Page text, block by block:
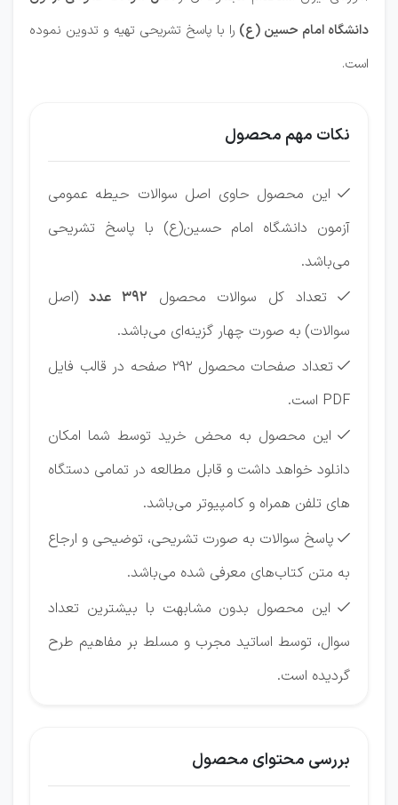
دانشگاه امام حسین (ع) را با پاسخ تشریحی تهیه و تدوین نموده
است.
نکات مهم محصول
 این محصول حاوی اصل سوالات حیطه عمومی
آزمون دانشگاه امام حسین(ع) با پاسخ تشریحی
می‌باشد.
 تعداد کل سوالات محصول 392 عدد
(اصل
سوالات) به صورت چهار گزینه‌ای می‌باشد.

تعداد صفحات محصول 292 صفحه در قالب فایل
PDF است.
 این محصول به محض خرید توسط شما امکان
دانلود خواهد داشت و قابل مطالعه در تمامی دستگاه
های تلفن همراه و کامپیوتر می‌باشد.
 پاسخ سوالات به صورت تشریحی، توضیحی و ارجاع
به متن کتاب‌های معرفی شده می‌باشد.
 این محصول بدون مشابهت با بیشترین تعداد
سوال، توسط اساتید مجرب و مسلط بر مفاهیم طرح
گردیده است.
بررسی محتوای محصول